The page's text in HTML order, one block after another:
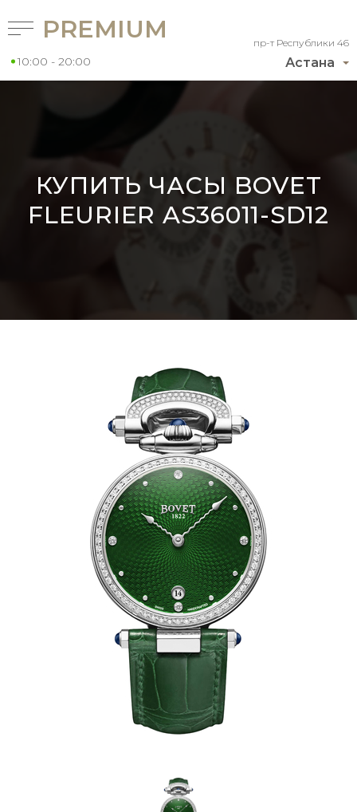
Астана
пр-т Республики 46
PREMIUM
10:00 - 20:00
КУПИТЬ ЧАСЫ BOVET
FLEURIER AS36011-SD12